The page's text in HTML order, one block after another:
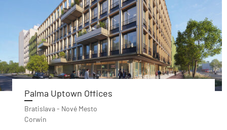
Palma Uptown Offices
Bratislava - Nové Mesto
Corwin